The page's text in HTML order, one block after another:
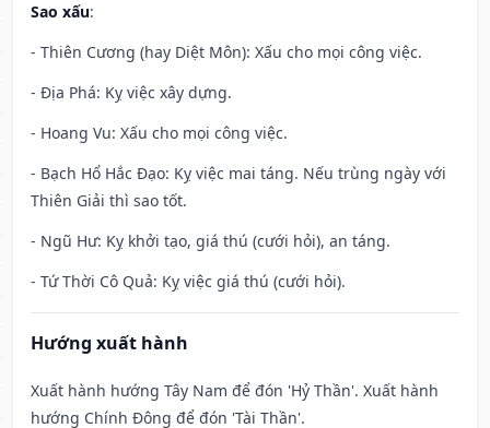
Sao xấu:
- Thiên Cương (hay Diệt Môn): Xấu cho mọi công việc.
- Địa Phá: Kỵ việc xây dựng.
- Hoang Vu: Xấu cho mọi công việc.
- Bạch Hổ Hắc Đạo: Kỵ việc mai táng. Nếu trùng ngày với
Thiên Giải thì sao tốt.
- Ngũ Hư: Kỵ khởi tạo, giá thú (cưới hỏi), an táng.
- Tứ Thời Cô Quả: Kỵ việc giá thú (cưới hỏi).
Hướng xuất hành
Xuất hành hướng Tây Nam để đón 'Hỷ Thần'. Xuất hành
hướng Chính Đông để đón 'Tài Thần'.